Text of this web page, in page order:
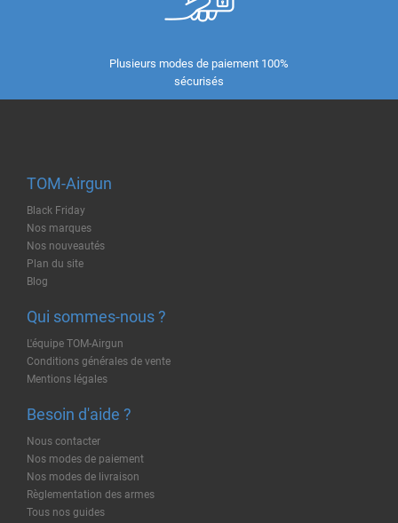
Plusieurs modes de paiement 100%
sécurisés
TOM-Airgun
Black Friday
Nos marques
Nos nouveautés
Plan du site
Blog
Qui sommes-nous ?
L'équipe TOM-Airgun
Conditions générales de vente
Mentions légales
Besoin d'aide ?
Nous contacter
Nos modes de paiement
Nos modes de livraison
Règlementation des armes
Tous nos guides